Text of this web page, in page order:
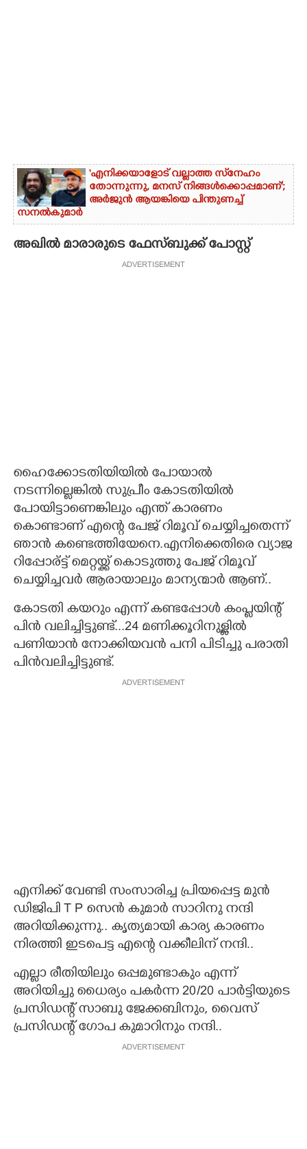
'എനിക്കയാളോട് വല്ലാത്ത സ്‌നേഹം
തോന്നുന്നു, മനസ് നിങ്ങൾക്കൊപ്പമാണ്';
അർജുൻ ആയങ്കിയെ പിന്തുണച്ച്
സനൽകുമാർ
അഖിൽ മാരാരുടെ ഫേസ്ബുക്ക് പോസ്റ്റ്
ADVERTISEMENT
ഹൈക്കോടതിയിയിൽ പോയാൽ
നടന്നില്ലെങ്കിൽ സുപ്രീം കോടതിയിൽ
പോയിട്ടാണെങ്കിലും എന്ത് കാരണം
കൊണ്ടാണ് എന്റെ പേജ് റിമൂവ് ചെയ്യിച്ചതെന്ന്
ഞാൻ കണ്ടെത്തിയേനെ.എനിക്കെതിരെ വ്യാജ
റിപ്പോര്ട്ട് മെറ്റയ്ക്ക് കൊടുത്തു പേജ് റിമൂവ്
ചെയ്യിച്ചവർ ആരായാലും മാന്യന്മാർ ആണ്..
കോടതി കയറും എന്ന് കണ്ടപ്പോൾ കംപ്ലയിന്റ്
പിൻ വലിച്ചിട്ടുണ്ട്...24 മണിക്കൂറിനുള്ളിൽ
പണിയാൻ നോക്കിയവൻ പനി പിടിച്ചു പരാതി
പിൻവലിച്ചിട്ടുണ്ട്.
ADVERTISEMENT
എനിക്ക് വേണ്ടി സംസാരിച്ച പ്രിയപ്പെട്ട മുൻ
ഡിജിപി T P സെൻ കുമാർ സാറിനു നന്ദി
അറിയിക്കുന്നു.. കൃത്യമായി കാര്യ കാരണം
നിരത്തി ഇടപെട്ട എന്റെ വക്കീലിന് നന്ദി..
എല്ലാ രീതിയിലും ഒപ്പമുണ്ടാകും എന്ന്
അറിയിച്ചു ധൈര്യം പകർന്ന 20/20 പാർട്ടിയുടെ
പ്രസിഡന്റ്‌ സാബു ജേക്കബിനും, വൈസ്
പ്രസിഡന്റ്‌ ഗോപ കുമാറിനും നന്ദി..
ADVERTISEMENT